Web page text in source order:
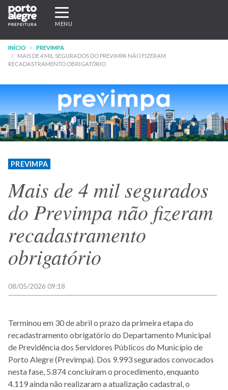
Pular
para
conteúdo
principal
Expandir/recolher
navegação
MENU
INÍCIO
PREVIMPA
MAIS DE 4 MIL SEGURADOS DO PREVIMPA NÃO FIZERAM
RECADASTRAMENTO OBRIGATÓRIO
PREVIMPA
Mais de 4 mil segurados
do Previmpa não fizeram
recadastramento
obrigatório
08/05/2026 09:18
Terminou em 30 de abril o prazo da primeira etapa do
recadastramento obrigatório do Departamento Municipal
de Previdência dos Servidores Públicos do Município de
Porto Alegre (Previmpa). Dos 9.993 segurados convocados
nesta fase, 5.874 concluíram o procedimento, enquanto
4.119 ainda não realizaram a atualização cadastral, o